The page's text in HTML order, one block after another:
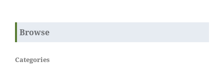
Browse
Categories